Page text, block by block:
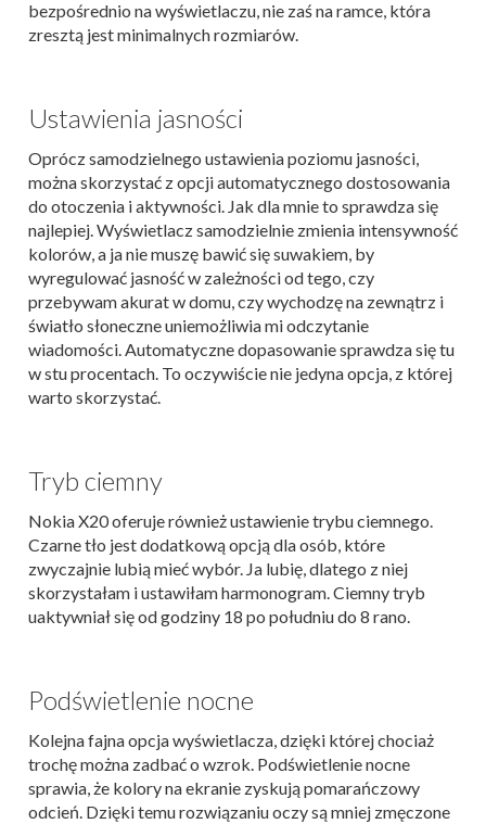
bezpośrednio na wyświetlaczu, nie zaś na ramce, która
zresztą jest minimalnych rozmiarów.
Ustawienia jasności
Oprócz samodzielnego ustawienia poziomu jasności,
można skorzystać z opcji automatycznego dostosowania
do otoczenia i aktywności. Jak dla mnie to sprawdza się
najlepiej. Wyświetlacz samodzielnie zmienia intensywność
kolorów, a ja nie muszę bawić się suwakiem, by
wyregulować jasność w zależności od tego, czy
przebywam akurat w domu, czy wychodzę na zewnątrz i
światło słoneczne uniemożliwia mi odczytanie
wiadomości. Automatyczne dopasowanie sprawdza się tu
w stu procentach. To oczywiście nie jedyna opcja, z której
warto skorzystać.
Tryb ciemny
Nokia X20 oferuje również ustawienie trybu ciemnego.
Czarne tło jest dodatkową opcją dla osób, które
zwyczajnie lubią mieć wybór. Ja lubię, dlatego z niej
skorzystałam i ustawiłam harmonogram. Ciemny tryb
uaktywniał się od godziny 18 po południu do 8 rano.
Podświetlenie nocne
Kolejna fajna opcja wyświetlacza, dzięki której chociaż
trochę można zadbać o wzrok. Podświetlenie nocne
sprawia, że kolory na ekranie zyskują pomarańczowy
odcień. Dzięki temu rozwiązaniu oczy są mniej zmęczone